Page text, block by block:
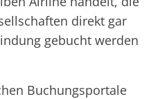
direkt gar
gebucht werden
Buchungsportale